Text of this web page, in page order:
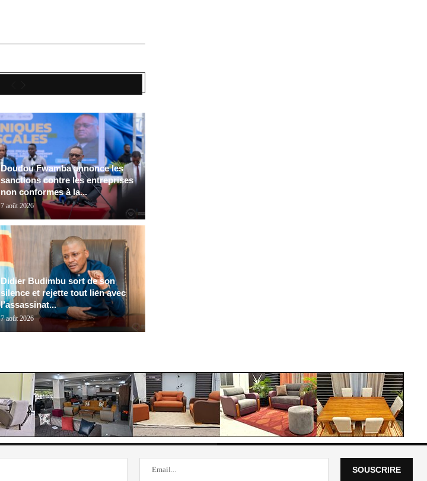
Doudou Fwamba annonce les
sanctions contre les entreprises
non conformes à la...
7 août 2026
Didier Budimbu sort de son
silence et rejette tout lien avec
l’assassinat...
7 août 2026